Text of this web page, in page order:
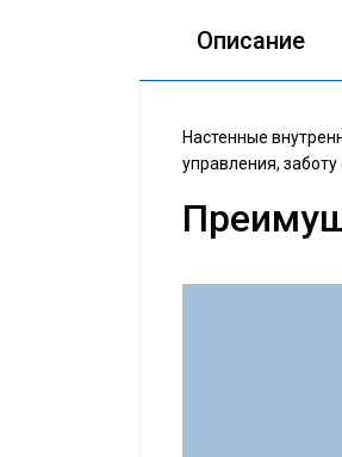
Описание
Настенные
управления,